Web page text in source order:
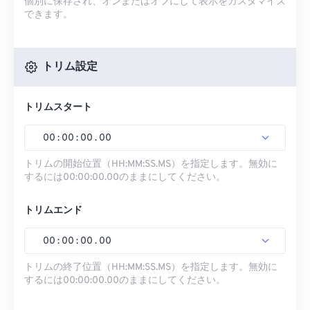
できます。
トリム設定
トリムスタート
00 : 00 : 00 . 00
トリムの開始位置（HH:MM:SS.MS）を指定します。無効に
するには00:00:00.00のままにしてください。
トリムエンド
00 : 00 : 00 . 00
トリムの終了位置（HH:MM:SS.MS）を指定します。無効に
するには00:00:00.00のままにしてください。